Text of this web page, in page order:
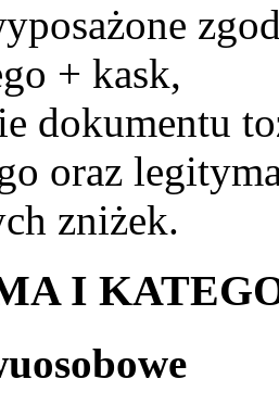
+ kask,
dokumentu
oraz
zniżek.
I